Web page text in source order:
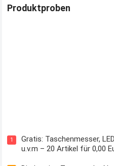
Produktproben
1
Gratis: Taschenmesser,
u.v.m – 20 Artikel für 0,00